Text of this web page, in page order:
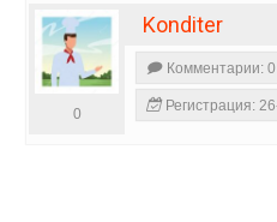
Konditer
0
Комментарии: 0
Регистрация: